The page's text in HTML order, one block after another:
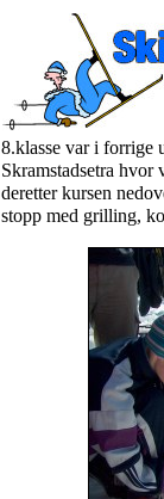
8.klasse var i forrige
Skramstadsetra hvor
deretter kursen
stopp med grilling,